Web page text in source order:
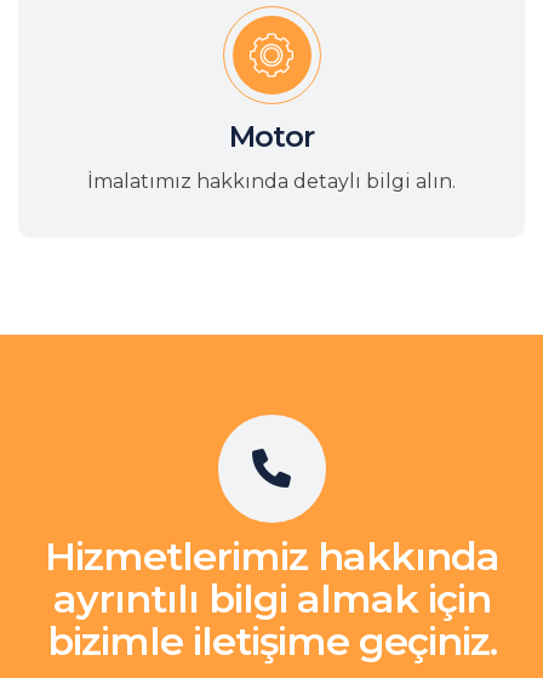
Motor
İmalatımız hakkında detaylı bilgi alın.
Hizmetlerimiz hakkında
ayrıntılı bilgi almak için
bizimle iletişime geçiniz.